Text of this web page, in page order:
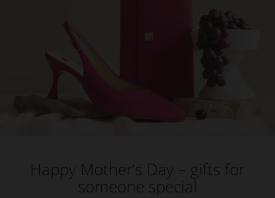
Happy Mother’s Day – gifts for
someone special